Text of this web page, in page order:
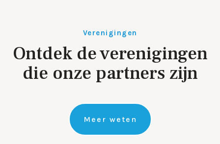
Verenigingen
Ontdek de verenigingen
die onze partners zijn
Meer weten